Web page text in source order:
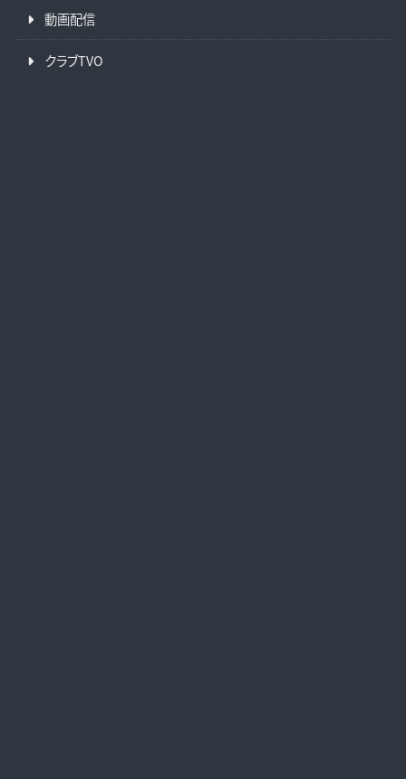
動画配信
クラブTVO